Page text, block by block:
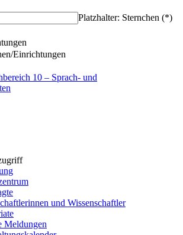
Platzhalter: Sternchen (*)
Einrichtungen
10 – Sprach- und
und Wissenschaftler
Meldungen